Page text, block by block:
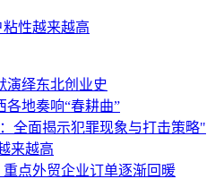
性越来越高
演绎东北创业史
各地奏响“春耕曲”
全面揭示犯罪现象与打击策略"
来越高
点外贸企业订单逐渐回暖